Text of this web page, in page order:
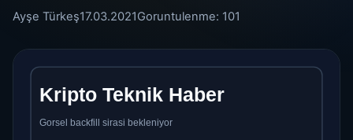
Ayşe Türkeş17.03.2021Goruntulenme: 101